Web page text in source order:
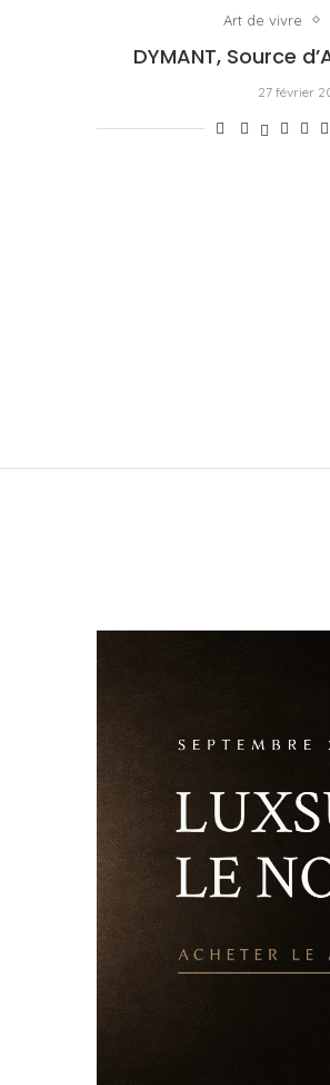
Art de vivre
DYMANT, Source
27 février